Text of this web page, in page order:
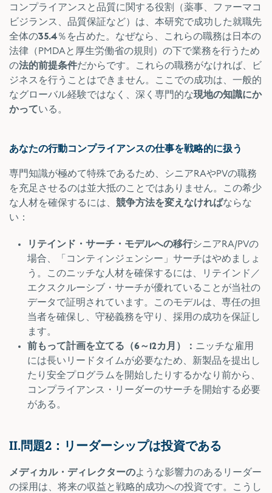
コンプライアンスと品質に関する役割（薬事、ファーマコ
ビジランス、品質保証など）は、本研究で成功した就職先
全体の35.4％を占めた。なぜなら、これらの職務は日本の
法律（PMDAと厚生労働省の規則）の下で業務を行うため
の法的前提条件だからです。これらの職務がなければ、ビ
ジネスを行うことはできません。ここでの成功は、一般的
なグローバル経験ではなく、深く専門的な現地の知識にか
かっている。
あなたの行動コンプライアンスの仕事を戦略的に扱う
専門知識が極めて特殊であるため、シニアRAやPVの職務
を充足させるのは並大抵のことではありません。この希少
な人材を確保するには、 競争方法を変えなければならな
い：
リテインド・サーチ・モデルへの移行シニアRA/PVの
場合、「コンティンジェンシー」サーチはやめましょ
う。このニッチな人材を確保するには、リテインド／
エクスクルーシブ・サーチが優れていることが当社の
データで証明されています。このモデルは、専任の担
当者を確保し、守秘義務を守り、採用の成功を保証し
ます。
前もって計画を立てる（6～12カ月）： ニッチな雇用
には長いリードタイムが必要なため、新製品を提出し
たり安全プログラムを開始したりするかなり前から、
コンプライアンス・リーダーのサーチを開始する必要
がある。
II.問題2：リーダーシップは投資である
メディカル・ディレクターのような影響力のあるリーダー
の採用は、将来の収益と戦略的成功への投資です。
こうし